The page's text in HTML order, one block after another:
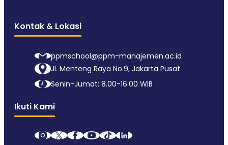
Kontak & Lokasi
ppmschool@ppm-manajemen.ac.id
Jl. Menteng Raya No.9, Jakarta Pusat
Senin-Jumat: 8.00-16.00 WIB
Ikuti Kami